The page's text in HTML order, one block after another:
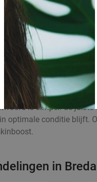
is simpel: de
optimale conditie blijft.
in Breda